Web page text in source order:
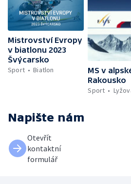
Mistrovství Evropy
v biatlonu 2023
Švýcarsko
Sport
Biatlon
MS v
Rakousko
Sport
Napište nám
Otevřít
kontaktní
formulář